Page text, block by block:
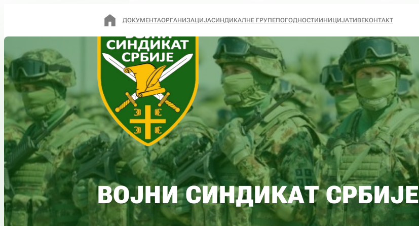
ДОКУМЕНТАОРГАНИЗАЦИЈАСИНДИКАЛНЕ ГРУПЕПОГОДНОСТИИНИЦИЈАТИВЕКОНТАКТ
ВОЈНИ СИНДИКАТ СРБИЈЕ